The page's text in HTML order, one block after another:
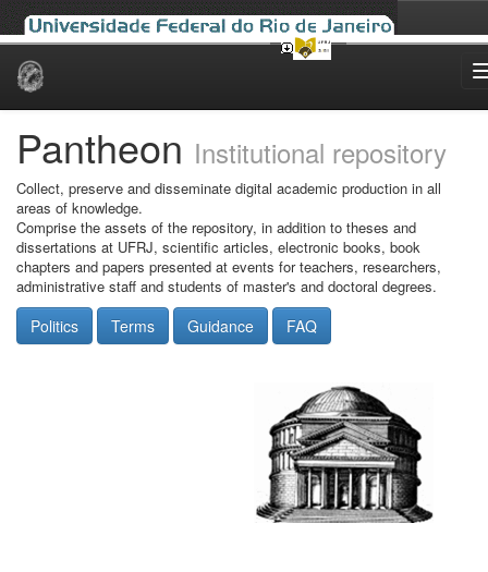
Skip
Pantheon Institutional repository
Collect, preserve and disseminate digital academic production in all
areas of knowledge.
Comprise the assets of the repository, in addition to theses and
dissertations at UFRJ, scientific articles, electronic books, book
chapters and papers presented at events for teachers, researchers,
administrative staff and students of master's and doctoral degrees.
Politics Terms Guidance FAQ